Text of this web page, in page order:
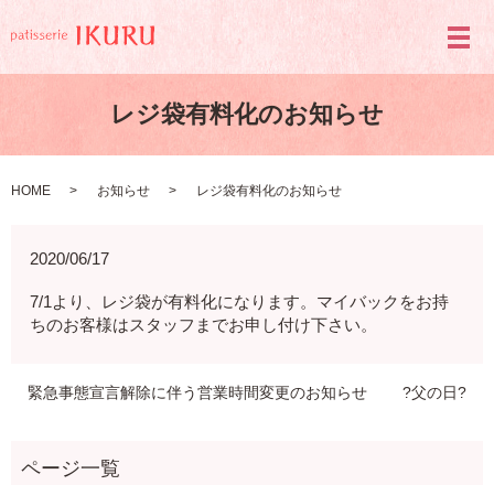
メ
レジ袋有料化のお知らせ
HOME お知らせ レジ袋有料化のお知らせ
2020/06/17
7/1より、レジ袋が有料化になります。マイバックをお持
ちのお客様はスタッフまでお申し付け下さい。
緊急事態宣言解除に伴う営業時間変更のお知らせ ?父の日?